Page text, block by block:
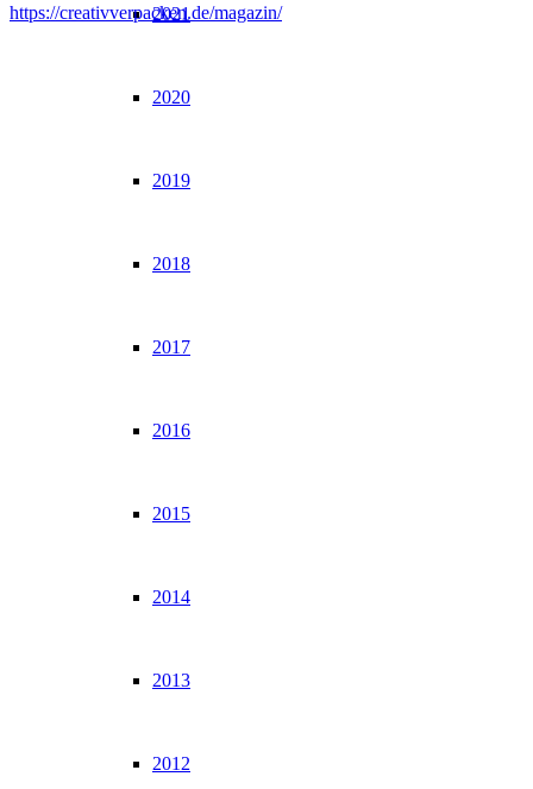
2021
2020
2019
2018
2017
2016
2015
2014
2013
2012
https://creativverpacken.de/magazin/